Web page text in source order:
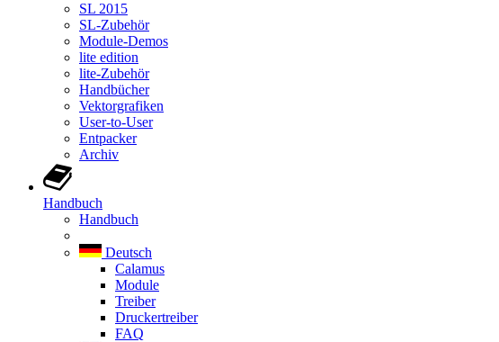
SL 2015
SL-Zubehör
Module-Demos
lite edition
lite-Zubehör
Handbücher
Vektorgrafiken
User-to-User
Entpacker
Archiv
Handbuch
Handbuch
Deutsch
Calamus
Module
Treiber
Druckertreiber
FAQ